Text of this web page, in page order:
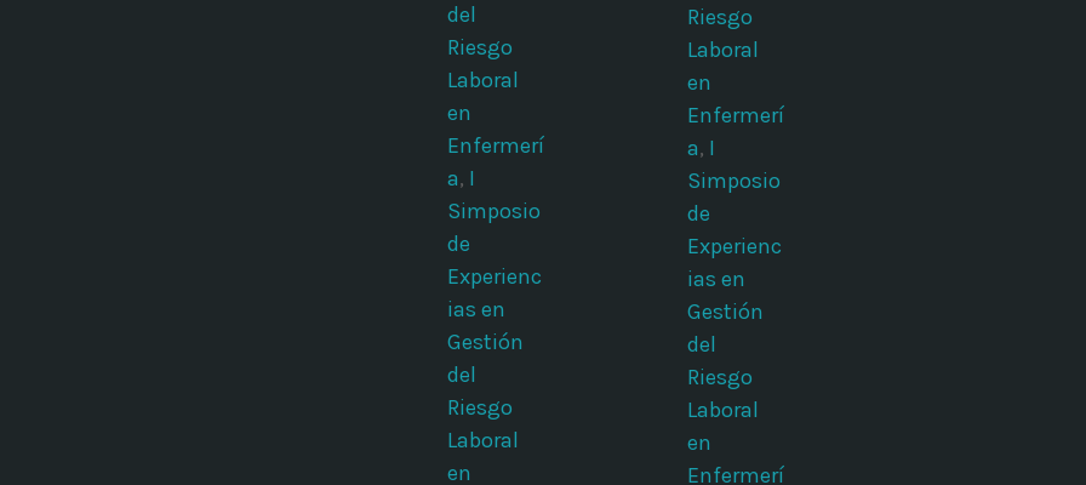
del
Riesgo
Laboral
en
Enfermerí
a, I
Simposio
de
Experienc
ias en
Gestión
del
Riesgo
Laboral
en
Riesgo
Laboral
en
Enfermerí
a, I
Simposio
de
Experienc
ias en
Gestión
del
Riesgo
Laboral
en
Enfermerí